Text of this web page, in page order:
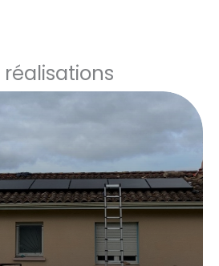
réalisations